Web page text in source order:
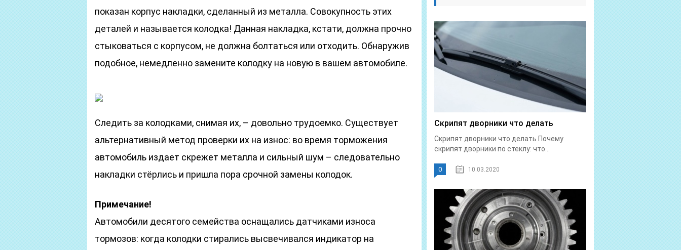
показан корпус накладки, сделанный из металла. Совокупность этих
деталей и называется колодка! Данная накладка, кстати, должна прочно
стыковаться с корпусом, не должна болтаться или отходить. Обнаружив
подобное, немедленно замените колодку на новую в вашем автомобиле.
Следить за колодками, снимая их, – довольно трудоемко. Существует
альтернативный метод проверки их на износ: во время торможения
автомобиль издает скрежет металла и сильный шум – следовательно
накладки стёрлись и пришла пора срочной замены колодок.
Примечание!
Автомобили десятого семейства оснащались датчиками износа
тормозов: когда колодки стирались высвечивался индикатор на
Скрипят дворники что делать
Скрипят дворники что делать Почему
скрипят дворники по стеклу: что...
0 10.03.2020